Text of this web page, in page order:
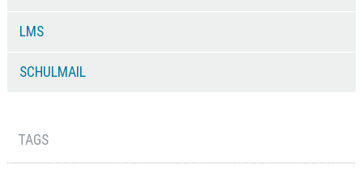
LMS
SCHULMAIL
TAGS